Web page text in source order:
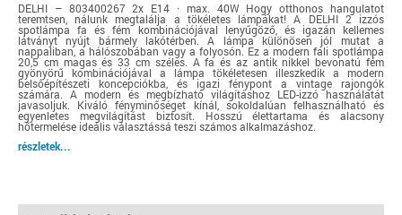
DELHI – 803400267 2x E14 · max. 40W Hogy otthonos hangulatot
teremtsen, nálunk megtalálja a tökéletes lámpákat! A DELHI 2 izzós
spotlámpa fa és fém kombinációjával lenyűgöző, és igazán kellemes
látványt nyújt bármely lakótérben. A lámpa különösen jól mutat a
nappaliban, a hálószobában vagy a folyosón. Ez a modern fali spotlámpa
20,5 cm magas és 33 cm széles. A fa és az antik nikkel bevonatú fém
gyönyörű kombinációjával a lámpa tökéletesen illeszkedik a modern
belsőépítészeti koncepciókba, és igazi fénypont a vintage rajongók
számára. A modern és megbízható világításhoz LED-izzó használatát
javasoljuk. Kiváló fényminőséget kínál, sokoldalúan felhasználható és
egyenletes megvilágítást biztosít. Hosszú élettartama és alacsony
hőtermelése ideális választássá teszi számos alkalmazáshoz.
részletek...